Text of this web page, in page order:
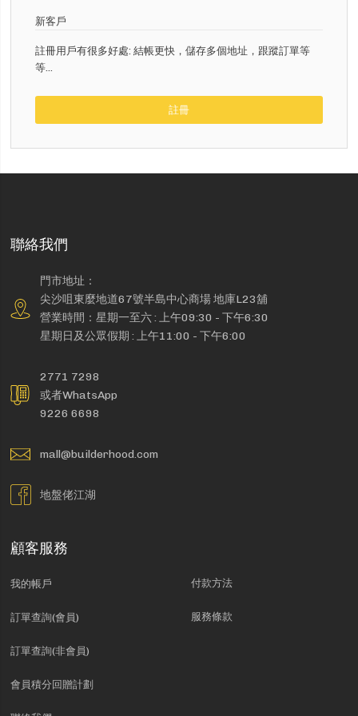
新客戶
註冊用戶有很多好處: 結帳更快，儲存多個地址，跟蹤訂單等
等...
註冊
聯絡我們
門市地址：
尖沙咀東麼地道67號半島中心商場 地庫L23舖
營業時間：星期一至六 : 上午09:30 - 下午6:30
星期日及公眾假期 : 上午11:00 - 下午6:00
2771 7298
或者WhatsApp
9226 6698
mall@builderhood.com
地盤佬江湖
顧客服務
我的帳戶
訂單查詢(會員)
訂單查詢(非會員)
會員積分回贈計劃
付款方法
服務條款